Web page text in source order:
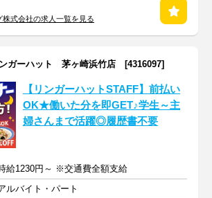
式会社の求人一覧を見る
ガーハット 茅ヶ崎浜竹店 [4316097]
【リンガーハットSTAFF】前払い
OK★働いた分を即GET♪学生～主
婦さんまで活躍◎履歴書不要
給1230円～ ※交通費全額支給
ルバイト・パート